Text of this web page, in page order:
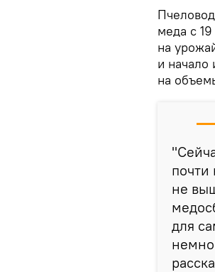
меда с
на
и
на
почти
не
для